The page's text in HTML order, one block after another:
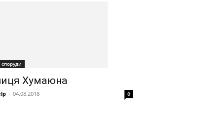
споруди
Хумаюна
- 04.08.2018 0